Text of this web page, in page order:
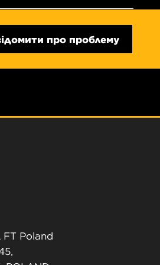
про проблему
FT Poland